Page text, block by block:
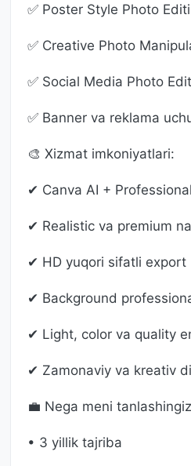
✅ Poster Style Photo
✅ Creative Photo
✅ Social Media Photo Edit
✅ Banner va reklama
🎨 Xizmat imkoniyatlari:
✔ Canva AI +
✔ Realistic va premium
✔ HD yuqori sifatli export
✔ Background
✔ Light, color va quality
✔ Zamonaviy va kreativ
💼 Nega meni
• 3 yillik tajriba